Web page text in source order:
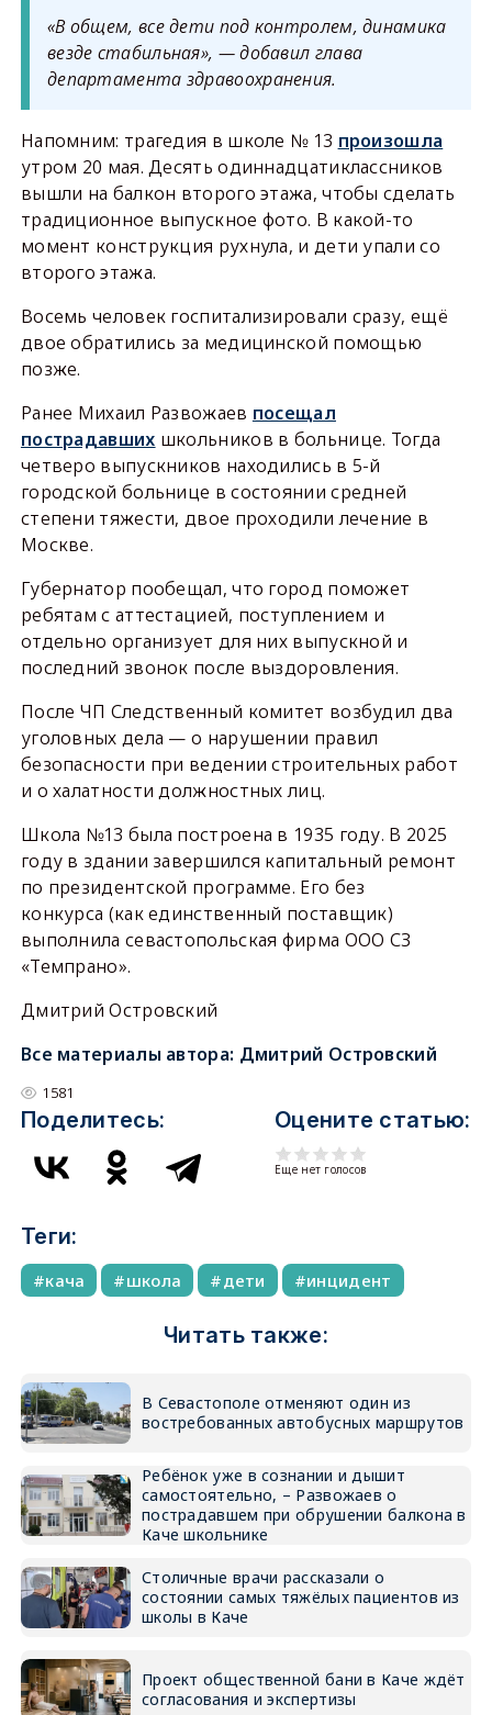
«В общем, все дети под контролем, динамика
везде стабильная», — добавил глава
департамента здравоохранения.
Напомним: трагедия в школе № 13 произошла
утром 20 мая. Десять одиннадцатиклассников
вышли на балкон второго этажа, чтобы сделать
традиционное выпускное фото. В какой-то
момент конструкция рухнула, и дети упали со
второго этажа.
Восемь человек госпитализировали сразу, ещё
двое обратились за медицинской помощью
позже.
Ранее Михаил Развожаев посещал
пострадавших школьников в больнице. Тогда
четверо выпускников находились в 5-й
городской больнице в состоянии средней
степени тяжести, двое проходили лечение в
Москве.
Губернатор пообещал, что город поможет
ребятам с аттестацией, поступлением и
отдельно организует для них выпускной и
последний звонок после выздоровления.
После ЧП Следственный комитет возбудил два
уголовных дела — о нарушении правил
безопасности при ведении строительных работ
и о халатности должностных лиц.
Школа №13 была построена в 1935 году. В 2025
году в здании завершился капитальный ремонт
по президентской программе. Его без
конкурса (как единственный поставщик)
выполнила севастопольская фирма ООО СЗ
«Темпрано».
Дмитрий Островский
Все материалы автора: Дмитрий Островский
1581
Поделитесь: Оцените статью:
Еще нет голосов
Теги:
кача школа дети инцидент
Читать также:
В Севастополе отменяют один из
востребованных автобусных маршрутов
Ребёнок уже в сознании и дышит
самостоятельно, – Развожаев о
пострадавшем при обрушении балкона в
Каче школьнике
Столичные врачи рассказали о
состоянии самых тяжёлых пациентов из
школы в Каче
Проект общественной бани в Каче ждёт
согласования и экспертизы